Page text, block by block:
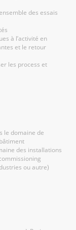
des essais
à l’activité en
et le retour
les process et
le domaine de
des installations
ou autre)